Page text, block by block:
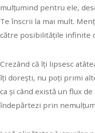
mulțumind pentru ele,
Te înscrii la mai mult.
către posibilitățile infinite
Crezând că îți lipsesc
îți dorești, nu poți primi
ca și când există un flux
îndepărtezi prin